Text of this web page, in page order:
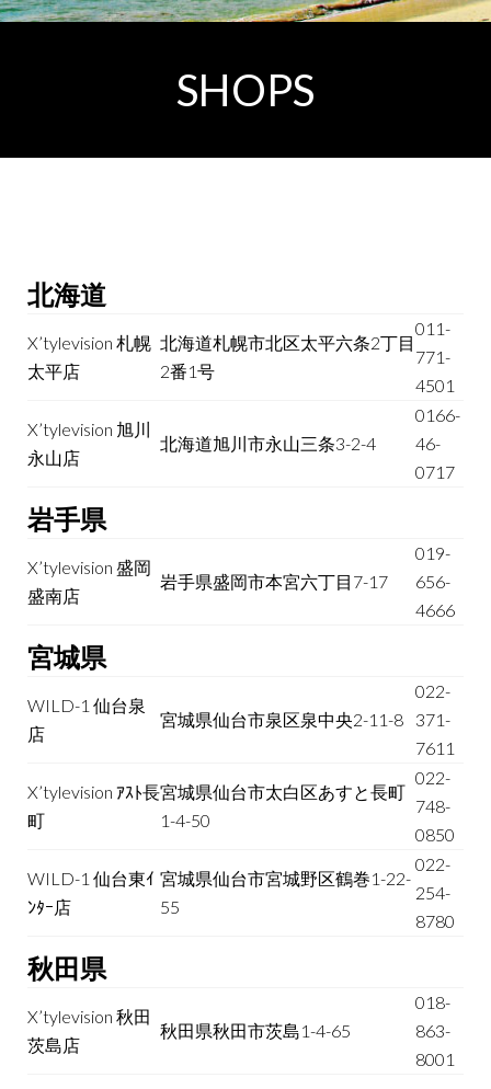
SHOPS
北海道
X’tylevision 札幌
太平店
北海道札幌市北区太平六条2丁目
2番1号
011-
771-
4501
X’tylevision 旭川
永山店
北海道旭川市永山三条3-2-4
0166-
46-
0717
岩手県
X’tylevision 盛岡
盛南店
岩手県盛岡市本宮六丁目7-17
019-
656-
4666
宮城県
WILD-1 仙台泉
店
宮城県仙台市泉区泉中央2-11-8
022-
371-
7611
X’tylevision ｱｽﾄ長
町
宮城県仙台市太白区あすと長町
1-4-50
022-
748-
0850
WILD-1 仙台東ｲ
ﾝﾀｰ店
宮城県仙台市宮城野区鶴巻1-22-
55
022-
254-
8780
秋田県
X’tylevision 秋田
茨島店
秋田県秋田市茨島1-4-65
018-
863-
8001